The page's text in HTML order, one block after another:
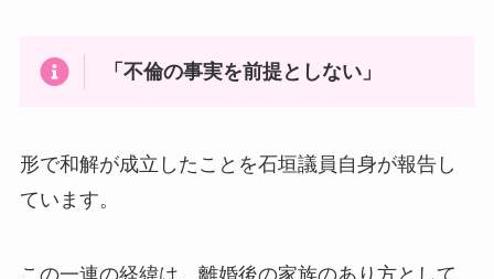
「不倫の事実を前提としない」
形で和解が成立したことを石垣議員自身が報告し
ています。
この一連の経緯は、離婚後の家族のあり方として